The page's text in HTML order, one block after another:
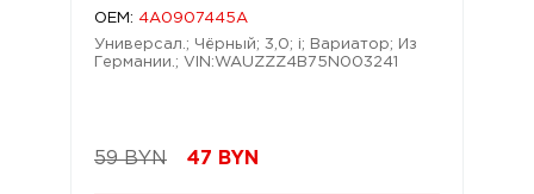
OEM: 4A0907445A
Универсал.; Чёрный; 3,0; i; Вариатор; Из
Германии.; VIN:WAUZZZ4B75N003241
59 BYN 47 BYN